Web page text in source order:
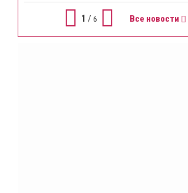
1 / 6 Все новости